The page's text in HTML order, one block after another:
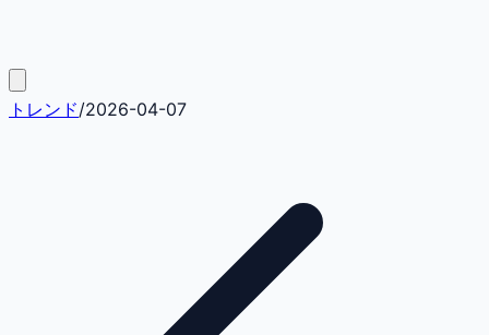
トレンド/2026-04-07